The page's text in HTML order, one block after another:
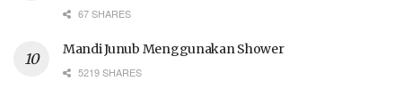
67 SHARES
Mandi Junub Menggunakan Shower
5219 SHARES